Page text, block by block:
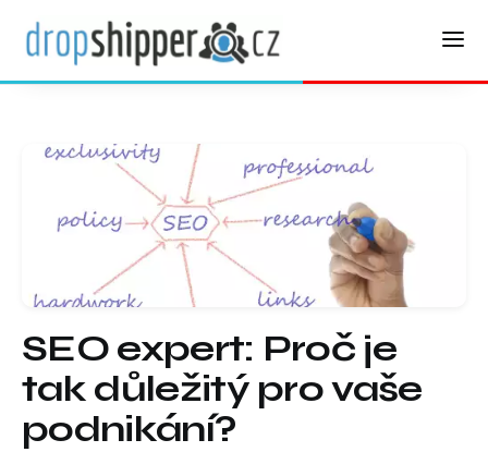
SEO expert: Proč je
tak důležitý pro vaše
podnikání?